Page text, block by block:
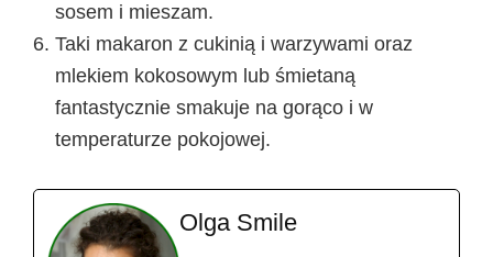
sosem i mieszam.
Taki makaron z cukinią i warzywami oraz
mlekiem kokosowym lub śmietaną
fantastycznie smakuje na gorąco i w
temperaturze pokojowej.
Olga Smile